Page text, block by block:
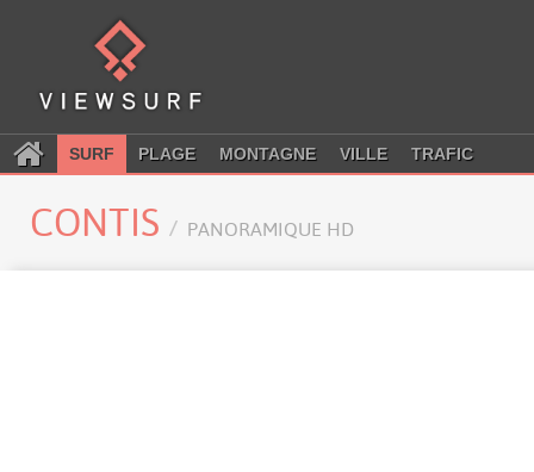
SURF PLAGE MONTAGNE VILLE TRAFIC
CONTIS PANORAMIQUE HD